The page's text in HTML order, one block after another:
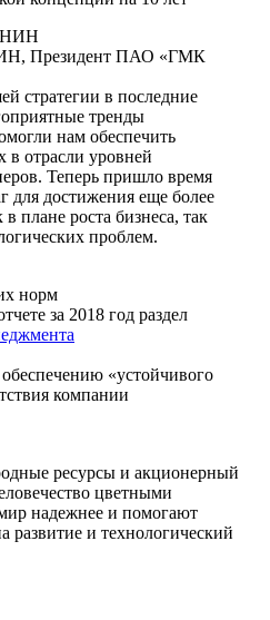
Президент ПАО «ГМК
стратегии в последние
тренды
нам обеспечить
в отрасли уровней
Теперь пришло время
для достижения еще более
плане роста бизнеса, так
проблем.
норм
за 2018 год раздел
«устойчивого
компании
ресурсы и акционерный
цветными
надежнее и помогают
и технологический